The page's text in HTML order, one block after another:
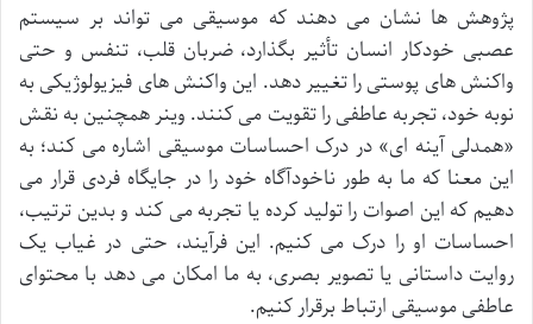
پژوهش ها نشان می دهند که موسیقی می تواند بر سیستم
عصبی خودکار انسان تأثیر بگذارد، ضربان قلب، تنفس و حتی
واکنش های پوستی را تغییر دهد. این واکنش های فیزیولوژیکی به
نوبه خود، تجربه عاطفی را تقویت می کنند. وینر همچنین به نقش
«همدلی آینه ای» در درک احساسات موسیقی اشاره می کند؛ به
این معنا که ما به طور ناخودآگاه خود را در جایگاه فردی قرار می
دهیم که این اصوات را تولید کرده یا تجربه می کند و بدین ترتیب،
احساسات او را درک می کنیم. این فرآیند، حتی در غیاب یک
روایت داستانی یا تصویر بصری، به ما امکان می دهد با محتوای
عاطفی موسیقی ارتباط برقرار کنیم.